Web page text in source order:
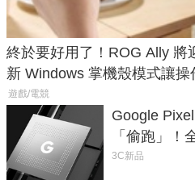
終於要好用了！ROG Ally 將
新 Windows 掌機殼模式讓
遊戲/電競
Google
「偷跑」！
頂規摺疊機
3C新品